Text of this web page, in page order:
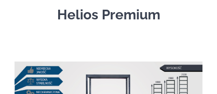
Helios Premium